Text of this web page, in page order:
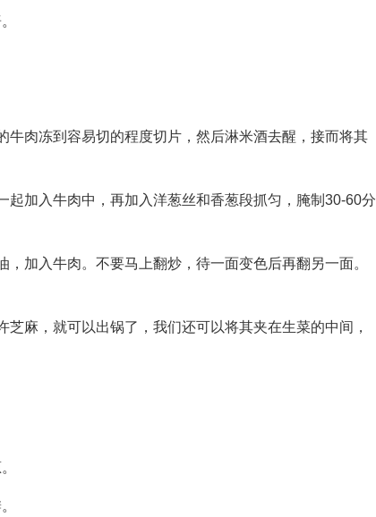
肉冻到容易切的程度切片，然后淋米酒去醒，接而将其
加入牛肉中，再加入洋葱丝和香葱段抓匀，腌制30-60分
加入牛肉。不要马上翻炒，待一面变色后再翻另一面。
麻，就可以出锅了，我们还可以将其夹在生菜的中间，